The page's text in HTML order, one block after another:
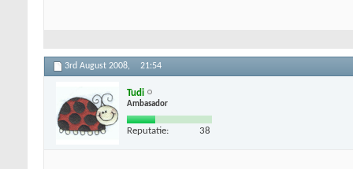
3rd August 2008, 21:54
Tudi
Ambasador
Reputatie: 38